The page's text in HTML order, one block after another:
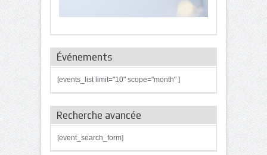
Événements
[events_list limit="10" scope="month" ]
Recherche avancée
[event_search_form]